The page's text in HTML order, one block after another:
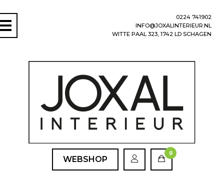
0224 741902
INFO@JOXALINTERIEUR.NL
WITTE PAAL 323, 1742 LD SCHAGEN
WEBSHOP
0